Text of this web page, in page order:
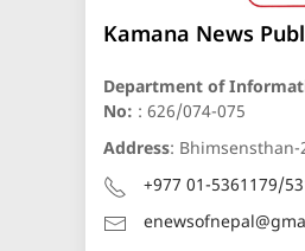
Kamana News
Department of
No: : 626/074-075
Address:
+977 01-5361179/